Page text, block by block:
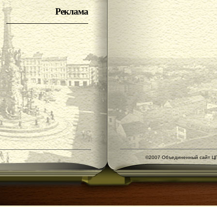
Реклама
©2007 Объединенный сайт